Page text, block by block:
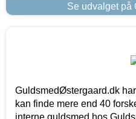
Se udvalget på
GuldsmedØstergaard.dk
kan finde mere end 40
interne guldsmed hos